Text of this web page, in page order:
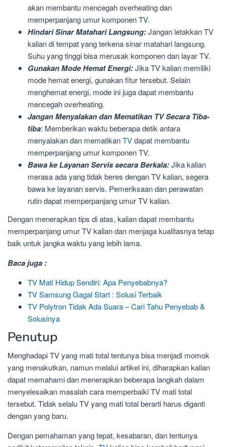
akan membantu mencegah overheating dan
memperpanjang umur komponen TV.
Hindari Sinar Matahari Langsung:Jangan letakkan TV
kalian di tempat yang terkena sinar matahari langsung.
Suhu yang tinggi bisa merusak komponen dan layar TV.
Gunakan Mode Hemat Energi:Jika TV kalian memiliki
mode hemat energi, gunakan fitur tersebut. Selain
menghemat energi, mode ini juga dapat membantu
mencegah overheating.
Jangan Menyalakan dan Mematikan TV Secara Tiba-
tiba: Memberikan waktu beberapa detik antara
menyalakan dan mematikanTVdapat membantu
memperpanjang umur komponen TV.
Bawa ke Layanan Servis secara Berkala:Jika kalian
merasa ada yang tidak beres dengan TV kalian, segera
bawa ke layanan servis. Pemeriksaan dan perawatan
rutin dapat memperpanjang umur TV kalian.
Dengan menerapkan tips di atas, kalian dapat membantu
memperpanjang umur TV kalian dan menjaga kualitasnya tetap
baik untuk jangka waktu yang lebih lama.
Baca juga :
TV Mati Hidup Sendiri: Apa Penyebabnya?
TV Samsung Gagal Start : Solusi Terbaik
TV Polytron Tidak Ada Suara – Cari Tahu Penyebab &
Solusinya
Penutup
Menghadapi TV yang mati total tentunya bisa menjadi momok
yang menakutkan, namun melalui artikel ini, diharapkan kalian
dapat memahami dan menerapkan beberapa langkah dalam
menyelesaikan masalah cara memperbaiki TV mati total
tersebut. Tidak selalu TV yang mati total berarti harus diganti
dengan yang baru.
Dengan pemahaman yang tepat, kesabaran, dan tentunya